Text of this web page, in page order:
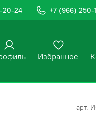
20-24 +7 (966) 250-
Избранное
арт.